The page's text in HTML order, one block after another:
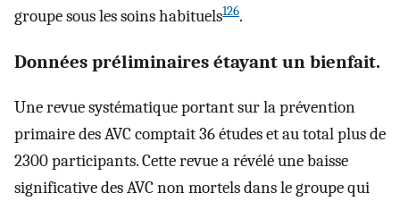
groupe sous les soins habituels126.
Données préliminaires étayant un bienfait.
Une revue systématique portant sur la prévention
primaire des AVC comptait 36 études et au total plus de
2300 participants. Cette revue a révélé une baisse
significative des AVC non mortels dans le groupe qui